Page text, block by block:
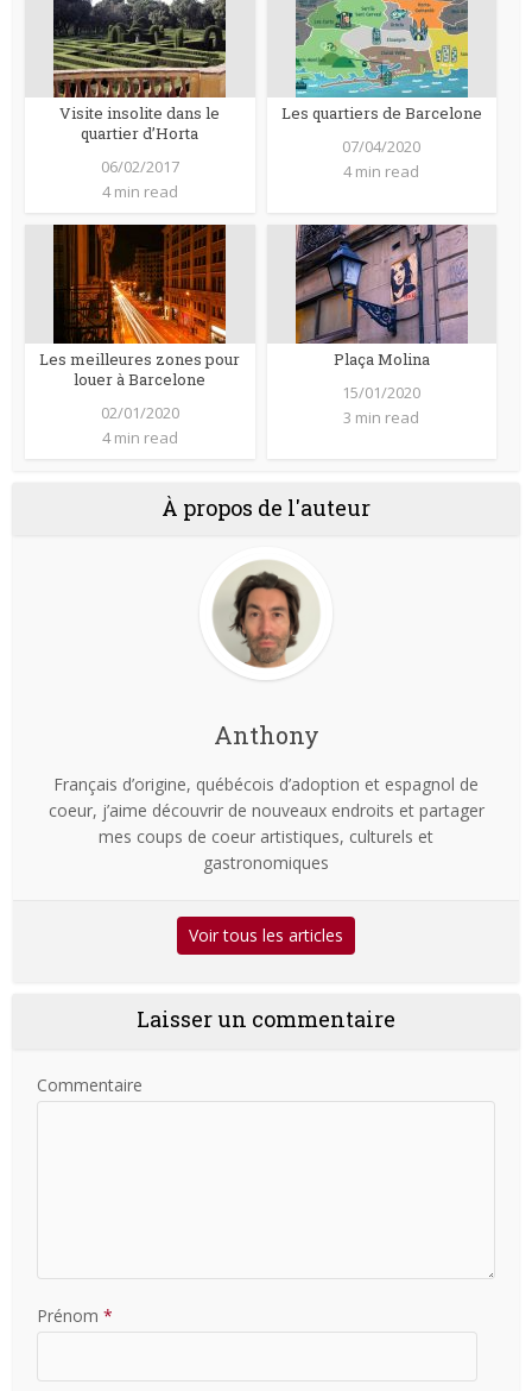
Visite insolite dans le
quartier d’Horta
06/02/2017
4 min read
Les quartiers de Barcelone
07/04/2020
4 min read
Les meilleures zones pour
louer à Barcelone
02/01/2020
4 min read
Plaça Molina
15/01/2020
3 min read
À propos de l'auteur
Anthony
Français d’origine, québécois d’adoption et espagnol de
coeur, j’aime découvrir de nouveaux endroits et partager
mes coups de coeur artistiques, culturels et
gastronomiques
Voir tous les articles
Laisser un commentaire
Commentaire
Prénom *